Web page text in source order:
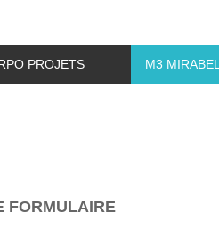
PROJETS M3
FORMULAIRE